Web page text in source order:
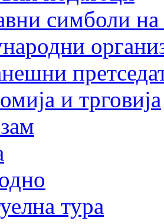
симболи
и трговија
тура